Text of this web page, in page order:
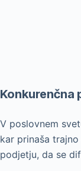
Konkurenčna
V poslovnem
kar prinaša
podjetju, da se